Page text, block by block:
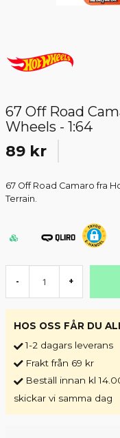
67 Off Road
Wheels - 1:64
89 kr
67 Off Road Camaro fra
Terrain.
- +
HOS OSS FÅR DU
1-2 dagars leverans
Frakt från 69 kr
Beställ innan kl
skickar vi samma dag